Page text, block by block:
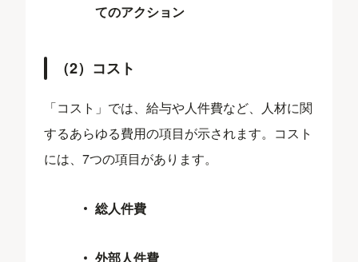
てのアクション
（2）コスト
「コスト」では、給与や人件費など、人材に関
するあらゆる費用の項目が示されます。コスト
には、7つの項目があります。
総人件費
外部人件費